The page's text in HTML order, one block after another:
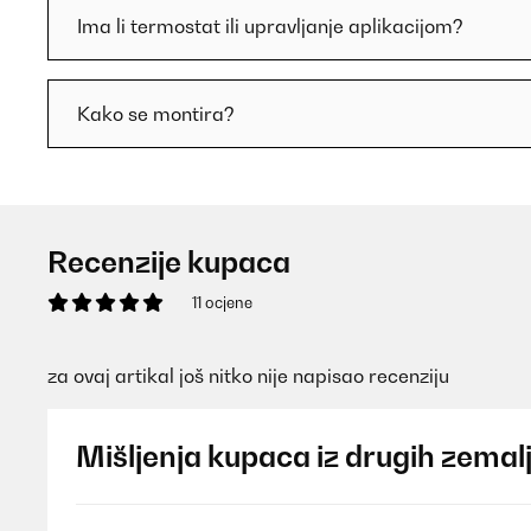
Ima li termostat ili upravljanje aplikacijom?
Kako se montira?
Recenzije kupaca
11 ocjene
za ovaj artikal još nitko nije napisao recenziju
Mišljenja kupaca iz drugih